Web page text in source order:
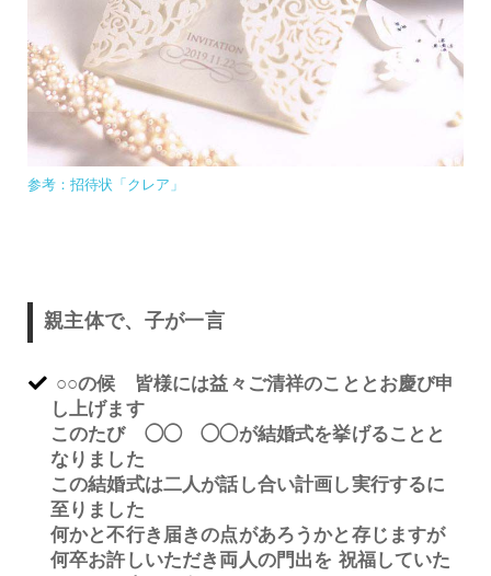
参考：招待状「クレア」
親主体で、子が一言
○○の候 皆様には益々ご清祥のこととお慶び申
し上げます
このたび ◯◯ ◯◯が結婚式を挙げることと
なりました
この結婚式は二人が話し合い計画し実行するに
至りました
何かと不行き届きの点があろうかと存じますが
何卒お許しいただき両人の門出を 祝福していた